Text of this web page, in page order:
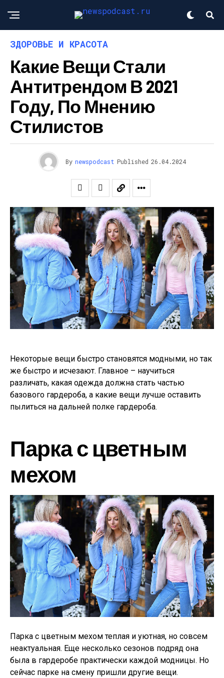
ЗДОРОВЬЕ И КРАСОТА
Какие Вещи Стали
Антитрендом В 2021
Году, По Мнению
Стилистов
By newspodcast Published 26.04.2024
Некоторые вещи быстро становятся модными, но так
же быстро и исчезают. Главное – научиться
различать, какая одежда должна стать частью
базового гардероба, а какие вещи лучше оставить
пылиться на дальней полке гардероба.
Парка с цветным
мехом
Парка с цветным мехом теплая и уютная, но совсем
неактуальная. Еще несколько сезонов подряд она
была в гардеробе практически каждой модницы. Но
сейчас парке на смену пришли другие вещи.